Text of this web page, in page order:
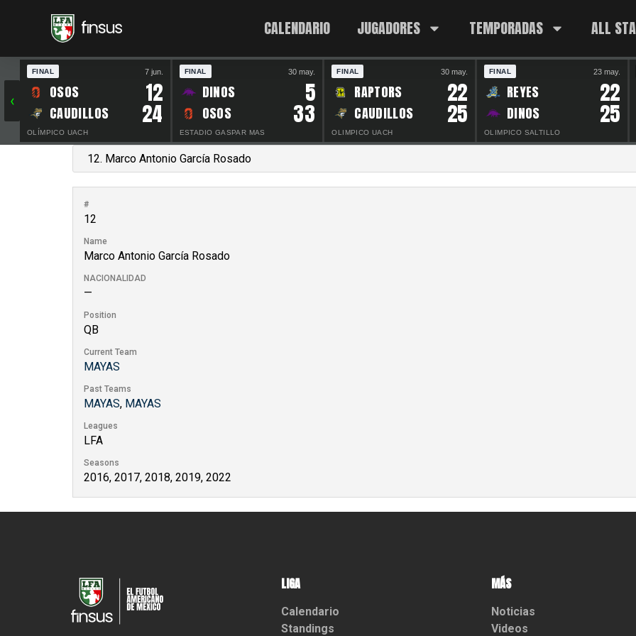
CALENDARIO JUGADORES TEMPORADAS ALL
‹
FINAL 7 jun.
OSOS 12
CAUDILLOS 24
OLÍMPICO UACH
FINAL 30 may.
DINOS 5
OSOS 33
ESTADIO GASPAR MAS
FINAL 30 may.
RAPTORS 22
CAUDILLOS 25
OLIMPICO UACH
FINAL 23 may.
REYES 22
DINOS 25
OLIMPICO SALTILLO
#
12
Name
Marco Antonio García Rosado
NACIONALIDAD
—
Position
QB
Current Team
MAYAS
Past Teams
MAYAS, MAYAS
Leagues
LFA
Seasons
2016, 2017, 2018, 2019, 2022
LIGA
Calendario
Standings
MÁS
Noticias
Videos